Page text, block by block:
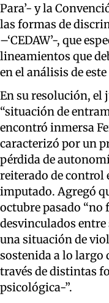
Para’- y la
las formas de
–‘CEDAW’-, que
lineamientos que
en el análisis de
En su resolución, el
“situación de
encontró inmersa
caracterizó por un
pérdida de
reiterado de control
imputado. Agregó
octubre pasado “no
desvinculados
una situación de
sostenida a lo largo
través de distintas
psicológica-”.